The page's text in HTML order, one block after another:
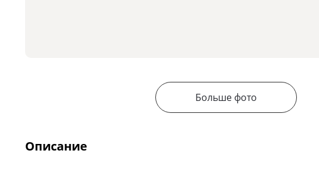
Больше фото
Описание